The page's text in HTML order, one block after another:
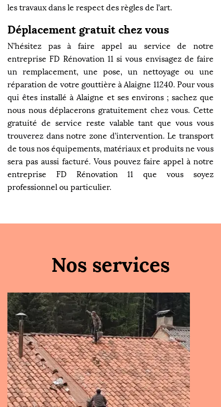
les travaux dans le respect des règles de l’art.
Déplacement gratuit chez vous
N’hésitez pas à faire appel au service de notre
entreprise FD Rénovation 11 si vous envisagez de faire
un remplacement, une pose, un nettoyage ou une
réparation de votre gouttière à Alaigne 11240. Pour vous
qui êtes installé à Alaigne et ses environs ; sachez que
nous nous déplacerons gratuitement chez vous. Cette
gratuité de service reste valable tant que vous vous
trouverez dans notre zone d’intervention. Le transport
de tous nos équipements, matériaux et produits ne vous
sera pas aussi facturé. Vous pouvez faire appel à notre
entreprise FD Rénovation 11 que vous soyez
professionnel ou particulier.
Nos services